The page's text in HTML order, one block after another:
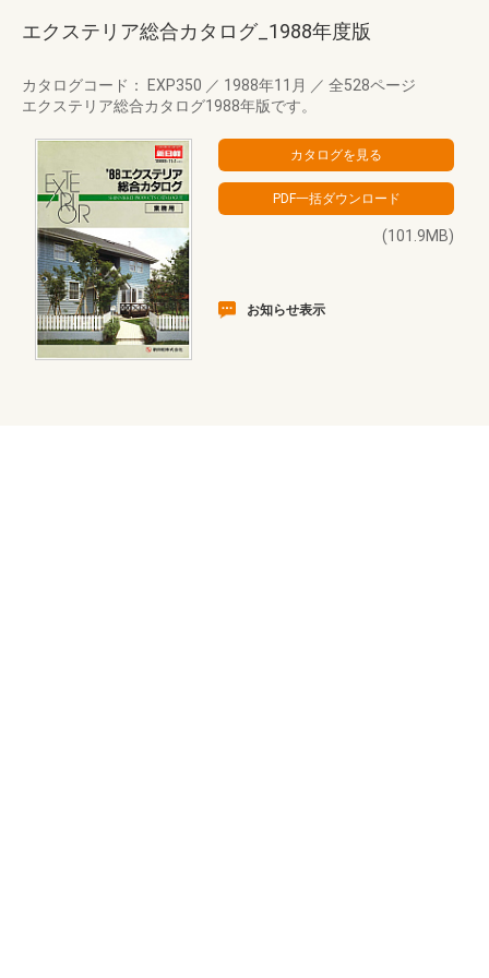
エクステリア総合カタログ_1988年度版
カタログコード： EXP350 ／ 1988年11月 ／ 全528ページ
エクステリア総合カタログ1988年版です。
(101.9MB)
お知らせ表示